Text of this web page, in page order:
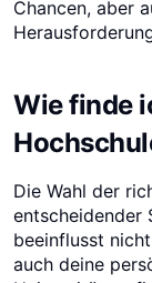
Chancen, aber
Wie finde
Die Wahl der
entscheidender
beeinflusst
auch deine